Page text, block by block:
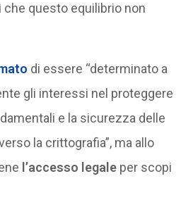
questo equilibrio non
di essere “determinato a
gli interessi nel proteggere
e la sicurezza delle
la crittografia”, ma allo
l’accesso legaleper scopi